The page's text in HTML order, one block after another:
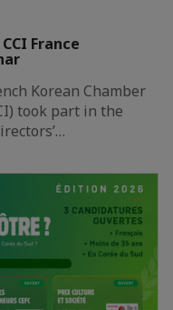
France
Korean Chamber
took part in the